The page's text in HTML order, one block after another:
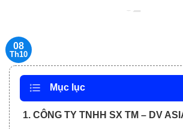
08
Th10
Mục lục
1. CÔNG TY TNHH SX TM – DV